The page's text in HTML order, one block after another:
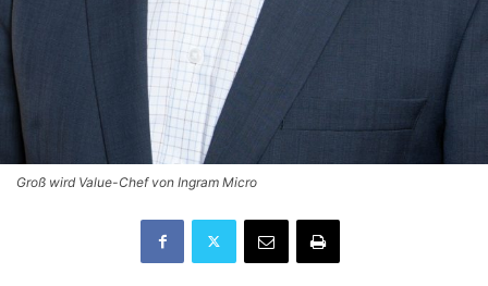
Groß wird Value-Chef von Ingram Micro